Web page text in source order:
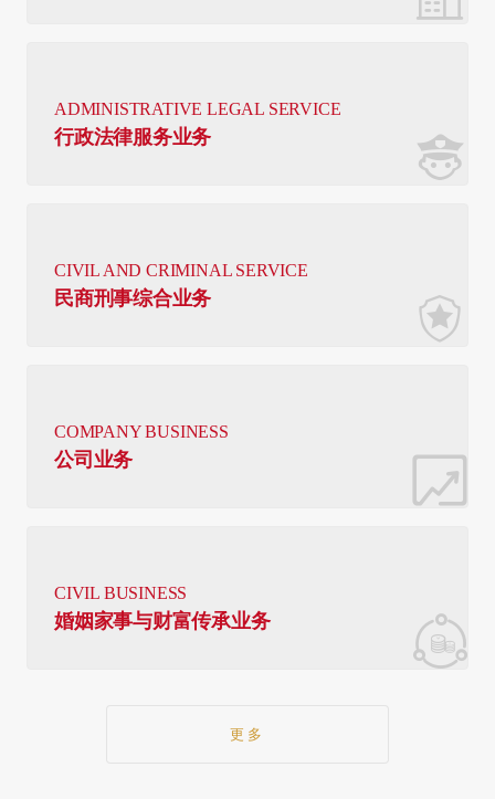
ADMINISTRATIVE LEGAL SERVICE
行政法律服务业务
CIVIL AND CRIMINAL SERVICE
民商刑事综合业务
COMPANY BUSINESS
公司业务
CIVIL BUSINESS
婚姻家事与财富传承业务
更多